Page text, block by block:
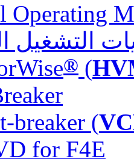
Operating
التشغيل
® (
breaker (
for F4E